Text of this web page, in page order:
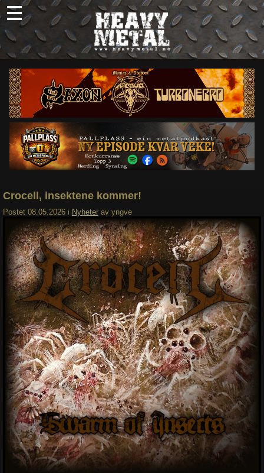
Skip
to
content
Nyheter
Omtaler
Intervjuer
Om oss
Abonner
Søk
Crocell, insektene kommer!
Postet 08.05.2026 i Nyheter av yngve